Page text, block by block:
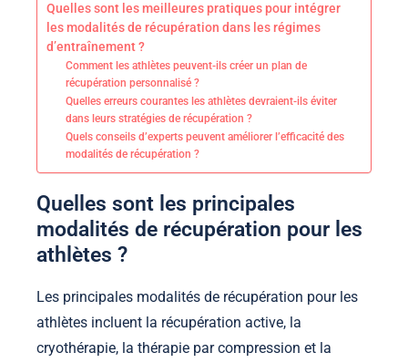
Quelles sont les meilleures pratiques pour intégrer
les modalités de récupération dans les régimes
d’entraînement ?
Comment les athlètes peuvent-ils créer un plan de
récupération personnalisé ?
Quelles erreurs courantes les athlètes devraient-ils éviter
dans leurs stratégies de récupération ?
Quels conseils d’experts peuvent améliorer l’efficacité des
modalités de récupération ?
Quelles sont les principales
modalités de récupération pour les
athlètes ?
Les principales modalités de récupération pour les
athlètes incluent la récupération active, la
cryothérapie, la thérapie par compression et la